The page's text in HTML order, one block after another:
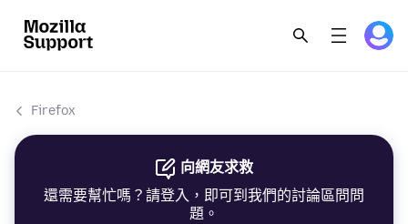
Firefox
向網友求救
還需要幫忙嗎？請登入，即可到我們的討論區問問
題。